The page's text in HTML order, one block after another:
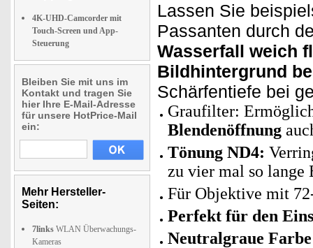
4K-UHD-Camcorder mit
Touch-Screen und App-
Steuerung
Bleiben Sie mit uns im
Kontakt und tragen Sie
hier Ihre E-Mail-Adresse
für unsere HotPrice-Mail
ein:
Mehr Hersteller-
Seiten:
7links WLAN Überwachungs-
Kameras
Lassen Sie
Passanten durch
Wasserfall weich
Bildhintergrund
Schärfentiefe bei
Graufilter:
Blendenöffnung
Tönung ND4:
zu vier mal so lange
Für Objektive mit
Perfekt für den
Neutralgraue